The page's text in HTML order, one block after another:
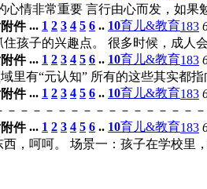
心情非常重要 言行由心而发，如果
... 1 2 3 4 5 6 .. 10育儿&教育183
孩子的兴趣点。 很多时候，成人
... 1 2 3 4 5 6 .. 10育儿&教育183
里有“元认知” 所有的这些其实都指
... 1 2 3 4 5 6 .. 10育儿&教育183
－－－－－－－－－－－－－－
... 1 2 3 4 5 6 .. 10育儿&教育183
，呵呵。 场景一：孩子在学校里